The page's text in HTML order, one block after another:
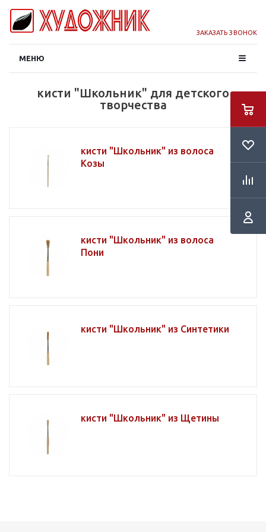
ЗАКАЗАТЬ ЗВОНОК
МЕНЮ
кисти "Школьник" для детского
творчества
кисти "Школьник" из волоса
Козы
кисти "Школьник" из волоса
Пони
кисти "Школьник" из Синтетики
кисти "Школьник" из Щетины